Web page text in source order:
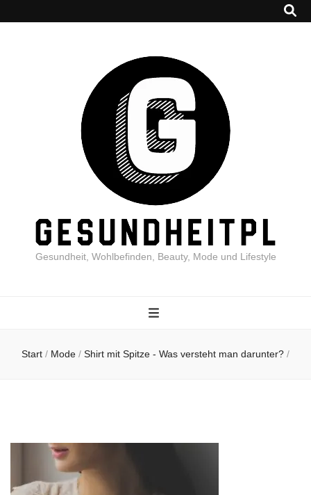
Gesundheit, Wohlbefinden, Beauty, Mode und Lifestyle
Start / Mode / Shirt mit Spitze - Was versteht man darunter? /